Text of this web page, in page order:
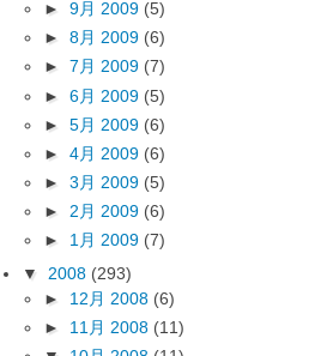
► 9月 2009 (5)
► 8月 2009 (6)
► 7月 2009 (7)
► 6月 2009 (5)
► 5月 2009 (6)
► 4月 2009 (6)
► 3月 2009 (5)
► 2月 2009 (6)
► 1月 2009 (7)
▼ 2008 (293)
► 12月 2008 (6)
► 11月 2008 (11)